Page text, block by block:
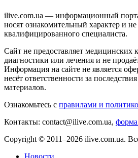
ilive.com.ua — информационный
носят ознакомительный характер и
квалифицированного специалиста.
Сайт не предоставляет медицинских
диагностики или лечения и не
Информация на сайте не является
несёт ответственности за
материалов.
Ознакомьтесь с правилами и
Контакты: contact@ilive.com.ua, форма
Copyright © 2011–2026 ilive.com.ua.
Новости